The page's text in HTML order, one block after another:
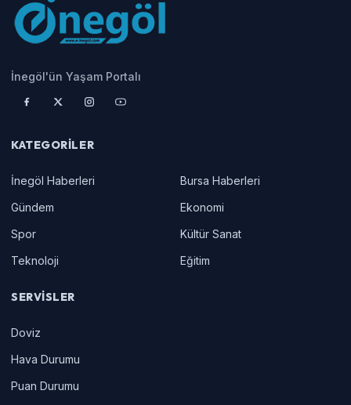
İnegöl'ün Yaşam Portalı
KATEGORILER
İnegöl Haberleri
Bursa Haberleri
Gündem
Ekonomi
Spor
Kültür Sanat
Teknoloji
Eğitim
SERVISLER
Doviz
Hava Durumu
Puan Durumu